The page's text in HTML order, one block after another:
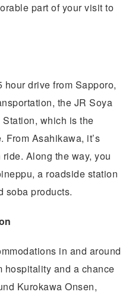
part of your visit to
drive from Sapporo,
the JR Soya
which is the
From Asahikawa, it’s
Along the way, you
a roadside station
soba products.
in and around
hospitality and a chance
Kurokawa Onsen,